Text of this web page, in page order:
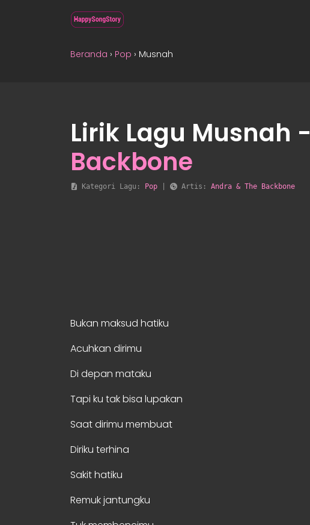
Beranda › Pop › Musnah
Lirik Lagu Musnah -
Backbone
Kategori Lagu: Pop Artis: Andra & The Backbone
Bukan maksud hatiku
Acuhkan dirimu
Di depan mataku
Tapi ku tak bisa lupakan
Saat dirimu membuat
Diriku terhina
Sakit hatiku
Remuk jantungku